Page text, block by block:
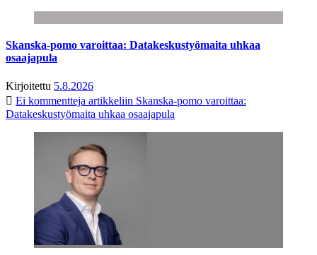
Skanska-pomo varoittaa: Datakeskustyömaita uhkaa
osaajapula
Kirjoitettu 5.8.2026
Ei kommentteja artikkeliin Skanska-pomo varoittaa:
Datakeskustyömaita uhkaa osaajapula